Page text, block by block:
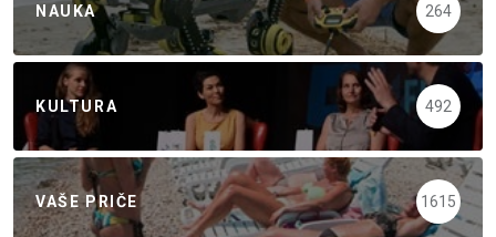
NAUKA 264
KULTURA 492
VAŠE PRIČE 1615